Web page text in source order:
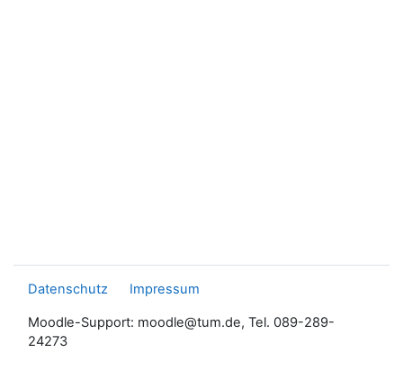
Datenschutz Impressum
Moodle-Support: moodle@tum.de, Tel. 089-289-
24273